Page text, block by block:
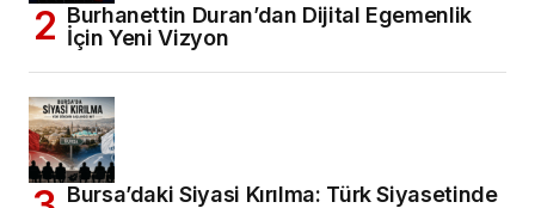
Burhanettin Duran’dan Dijital Egemenlik
İçin Yeni Vizyon
Bursa’daki Siyasi Kırılma: Türk Siyasetinde